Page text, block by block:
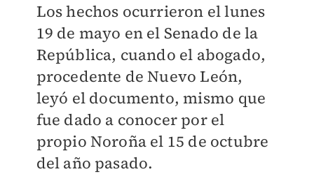
Los hechos ocurrieron el lunes
19 de mayo en el Senado de la
República, cuando el abogado,
procedente de Nuevo León,
leyó el documento, mismo que
fue dado a conocer por el
propio Noroña el 15 de octubre
del año pasado.